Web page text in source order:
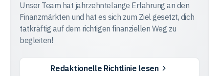
Krypto
Banking
Unser Team hat jahrzehntelange Erfahrung an den
Finanzmärkten und hat es sich zum Ziel gesetzt, dich
tatkräftig auf dem richtigen finanziellen Weg zu
begleiten!
Redaktionelle Richtlinie lesen